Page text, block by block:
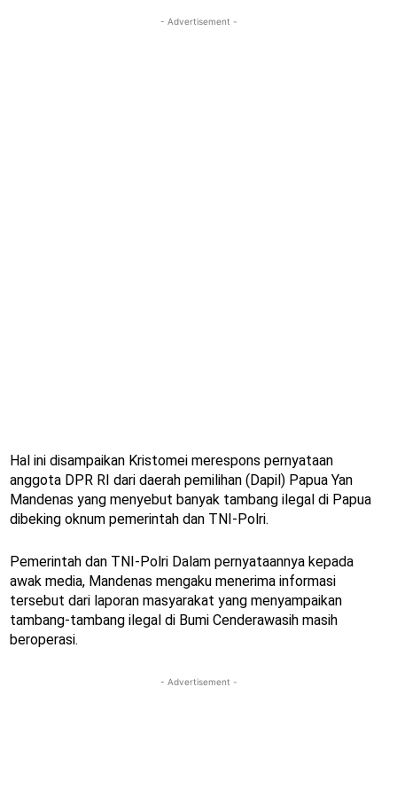
- Advertisement -
Hal ini disampaikan Kristomei merespons pernyataan
anggota DPR RI dari daerah pemilihan (Dapil) Papua Yan
Mandenas yang menyebut banyak tambang ilegal di Papua
dibeking oknum pemerintah dan TNI-Polri.
Pemerintah dan TNI-Polri Dalam pernyataannya kepada
awak media, Mandenas mengaku menerima informasi
tersebut dari laporan masyarakat yang menyampaikan
tambang-tambang ilegal di Bumi Cenderawasih masih
beroperasi.
- Advertisement -